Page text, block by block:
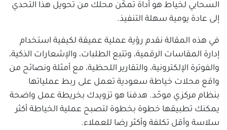
السحابي لخياط هو أداة تمكّن محلك من تحويل هذا التحدي
إلى عادة يومية سهلة التنفيذ.
في هذه المقالة نقدم رؤية عملية عميقة لكيفية استخدام
إدارة المقاسات الرقمية، وتتبع الطلبات، والإشعارات الذكية،
والفوترة الإلكترونية، والتقارير اللحظية، مع أمثلة ونصائح من
واقع محلات خياطة سعودية تعمل على ربط عملياتها
بنظام مركزي موحّد. هدفنا هو تزويدك بخريطة عمل واضحة
يمكنك تطبيقها خطوة بخطوة لتصبح عملية الخياطة أكثر
سلاسة وأقل تكلفة وأكثر رضا للعملاء.